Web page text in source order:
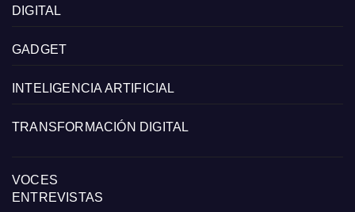
DIGITAL
GADGET
INTELIGENCIA ARTIFICIAL
TRANSFORMACIÓN DIGITAL
VOCES
ENTREVISTAS